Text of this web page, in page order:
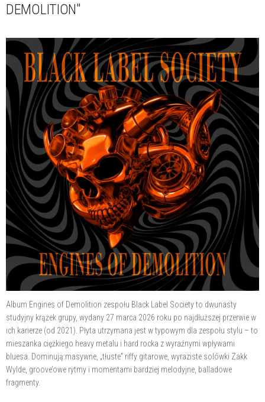
DEMOLITION"
Album Engines of Demolition zespołu Black Label Society to dwunasty
studyjny krążek grupy, wydany 27 marca 2026 roku po najdłuższej przerwie w
ich karierze (od 2021). Płyta utrzymana jest w typowym dla zespołu stylu – to
mieszanka ciężkiego heavy metalu i hard rocka z wyraźnymi wpływami
bluesa. Dominują:masywne, „tłuste” riffy gitarowe, wyraziste solówki Zakk
Wylde, groove’owe rytmy i momentami bardziej melodyjne, balladowe
fragmenty.